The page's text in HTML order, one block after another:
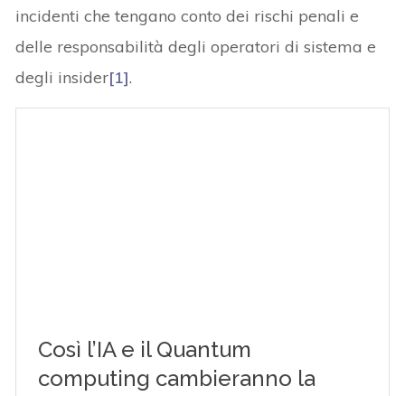
incidenti che tengano conto dei rischi penali e
delle responsabilità degli operatori di sistema e
degli insider[1].